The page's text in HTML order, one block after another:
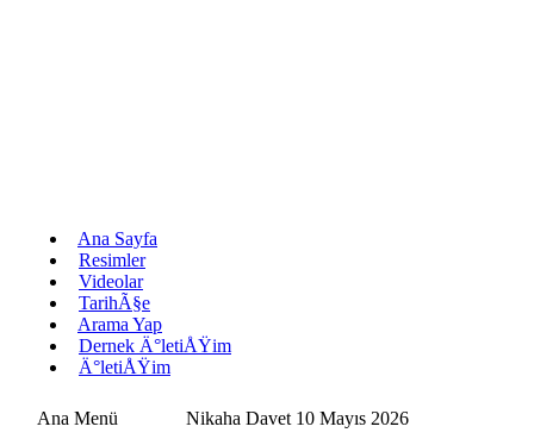
Ana Sayfa
Resimler
Videolar
TarihÃ§e
Arama Yap
Dernek Ä°letiÅŸim
Ä°letiÅŸim
Ana Menü
Nikaha Davet 10 Mayıs 2026